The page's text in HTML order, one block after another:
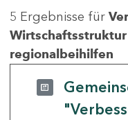
5 Ergebnisse für
regionalbeihilfen